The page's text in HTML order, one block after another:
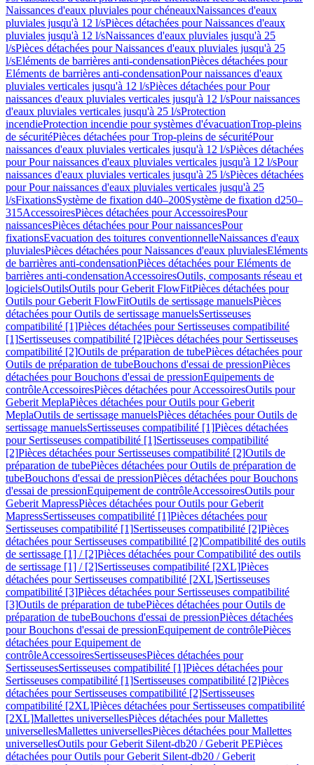
Naissances d'eaux pluviales pour chéneauxNaissances d'eaux
pluviales jusqu'à 12 l/sPièces détachées pour Naissances d'eaux
pluviales jusqu'à 12 l/sNaissances d'eaux pluviales jusqu'à 25
l/sPièces détachées pour Naissances d'eaux pluviales jusqu'à 25
l/sEléments de barrières anti-condensationPièces détachées pour
Eléments de barrières anti-condensationPour naissances d'eaux
pluviales verticales jusqu'à 12 l/sPièces détachées pour Pour
naissances d'eaux pluviales verticales jusqu'à 12 l/sPour naissances
d'eaux pluviales verticales jusqu'à 25 l/sProtection
incendieProtection incendie pour systèmes d'évacuationTrop-pleins
de sécuritéPièces détachées pour Trop-pleins de sécuritéPour
naissances d'eaux pluviales verticales jusqu'à 12 l/sPièces détachées
pour Pour naissances d'eaux pluviales verticales jusqu'à 12 l/sPour
naissances d'eaux pluviales verticales jusqu'à 25 l/sPièces détachées
pour Pour naissances d'eaux pluviales verticales jusqu'à 25
l/sFixationsSystème de fixation d40–200Système de fixation d250–
315AccessoiresPièces détachées pour AccessoiresPour
naissancesPièces détachées pour Pour naissancesPour
fixationsEvacuation des toitures conventionnelleNaissances d'eaux
pluvialesPièces détachées pour Naissances d'eaux pluvialesEléments
de barrières anti-condensationPièces détachées pour Eléments de
barrières anti-condensationAccessoiresOutils, composants réseau et
logicielsOutilsOutils pour Geberit FlowFitPièces détachées pour
Outils pour Geberit FlowFitOutils de sertissage manuelsPièces
détachées pour Outils de sertissage manuelsSertisseuses
compatibilité [1]Pièces détachées pour Sertisseuses compatibilité
[1]Sertisseuses compatibilité [2]Pièces détachées pour Sertisseuses
compatibilité [2]Outils de préparation de tubePièces détachées pour
Outils de préparation de tubeBouchons d'essai de pressionPièces
détachées pour Bouchons d'essai de pressionEquipements de
contrôleAccessoiresPièces détachées pour AccessoiresOutils pour
Geberit MeplaPièces détachées pour Outils pour Geberit
MeplaOutils de sertissage manuelsPièces détachées pour Outils de
sertissage manuelsSertisseuses compatibilité [1]Pièces détachées
pour Sertisseuses compatibilité [1]Sertisseuses compatibilité
[2]Pièces détachées pour Sertisseuses compatibilité [2]Outils de
préparation de tubePièces détachées pour Outils de préparation de
tubeBouchons d'essai de pressionPièces détachées pour Bouchons
d'essai de pressionEquipement de contrôleAccessoiresOutils pour
Geberit MapressPièces détachées pour Outils pour Geberit
MapressSertisseuses compatibilité [1]Pièces détachées pour
Sertisseuses compatibilité [1]Sertisseuses compatibilité [2]Pièces
détachées pour Sertisseuses compatibilité [2]Compatibilité des outils
de sertissage [1] / [2]Pièces détachées pour Compatibilité des outils
de sertissage [1] / [2]Sertisseuses compatibilité [2XL]Pièces
détachées pour Sertisseuses compatibilité [2XL]Sertisseuses
compatibilité [3]Pièces détachées pour Sertisseuses compatibilité
[3]Outils de préparation de tubePièces détachées pour Outils de
préparation de tubeBouchons d'essai de pressionPièces détachées
pour Bouchons d'essai de pressionEquipement de contrôlePièces
détachées pour Equipement de
contrôleAccessoiresSertisseusesPièces détachées pour
SertisseusesSertisseuses compatibilité [1]Pièces détachées pour
Sertisseuses compatibilité [1]Sertisseuses compatibilité [2]Pièces
détachées pour Sertisseuses compatibilité [2]Sertisseuses
compatibilité [2XL]Pièces détachées pour Sertisseuses compatibilité
[2XL]Mallettes universellesPièces détachées pour Mallettes
universellesMallettes universellesPièces détachées pour Mallettes
universellesOutils pour Geberit Silent-db20 / Geberit PEPièces
détachées pour Outils pour Geberit Silent-db20 / Geberit